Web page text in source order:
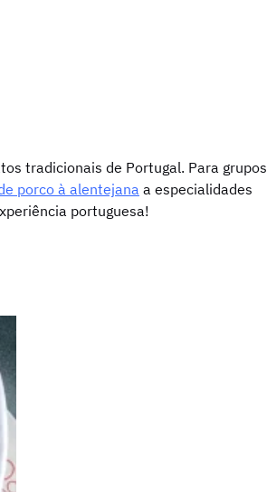
tradicionais de Portugal. Para grupos
porco à alentejana a especialidades
portuguesa!